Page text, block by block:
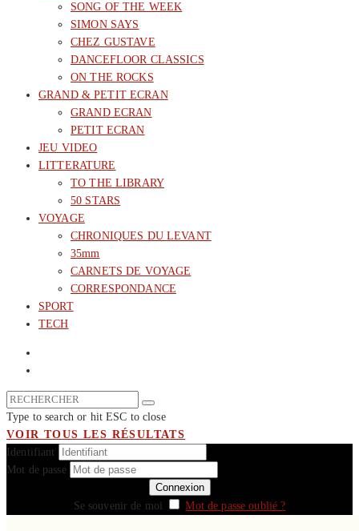
SONG OF THE WEEK
SIMON SAYS
CHEZ GUSTAVE
DANCEFLOOR CLASSICS
ON THE ROCKS
GRAND & PETIT ECRAN
GRAND ECRAN
PETIT ECRAN
JEU VIDEO
LITTERATURE
TO THE LIBRARY
50 STARS
VOYAGE
CHRONIQUES DU LEVANT
35mm
CARNETS DE VOYAGE
CORRESPONDANCE
SPORT
TECH
Type to search or hit ESC to close
VOIR TOUS LES RÉSULTATS
Identifiant
Mot de passe
Se souvenir de moi Mot de passe oublié ?